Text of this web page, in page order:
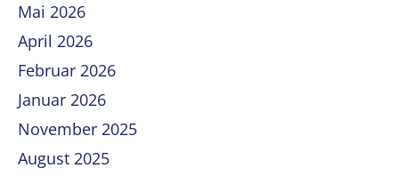
Mai 2026
April 2026
Februar 2026
Januar 2026
November 2025
August 2025